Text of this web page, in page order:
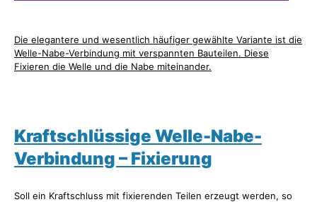
Die elegantere und wesentlich häufiger gewählte Variante ist die
Welle-Nabe-Verbindung mit verspannten Bauteilen. Diese
Fixieren die Welle und die Nabe miteinander.
Kraftschlüssige Welle-Nabe-
Verbindung – Fixierung
Soll ein Kraftschluss mit fixierenden Teilen erzeugt werden, so